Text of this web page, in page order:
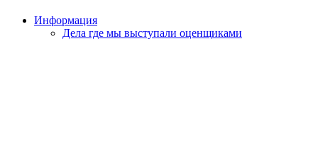
Информация
Дела где мы выступали оценщиками